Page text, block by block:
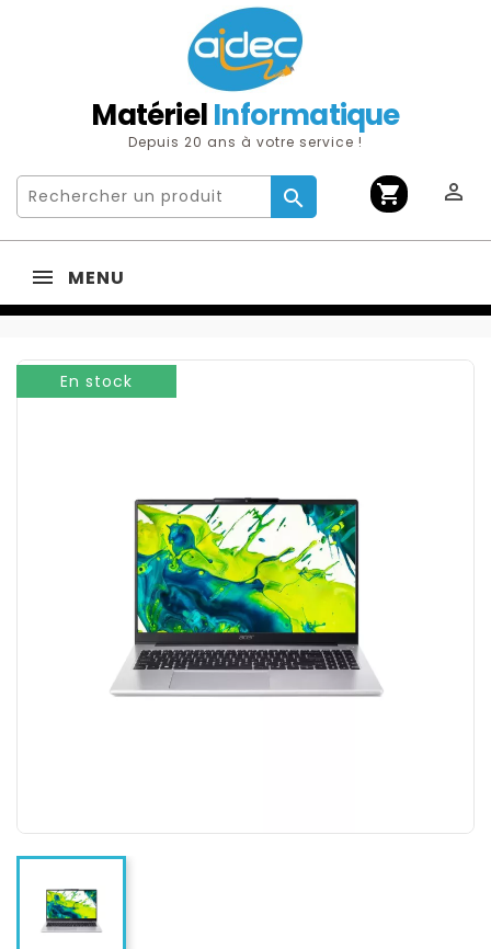
MatérielInformatique
Depuis 20 ans à votre service !
 shopping_cart 
MENU
En stock